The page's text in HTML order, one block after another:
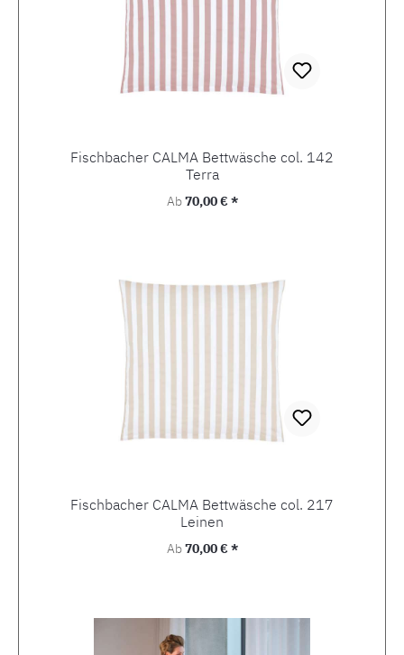
Fischbacher CALMA Bettwäsche col. 142
Terra
Regulärer Preis:
Ab70,00 € *
Fischbacher CALMA Bettwäsche col. 217
Leinen
Regulärer Preis:
Ab70,00 € *